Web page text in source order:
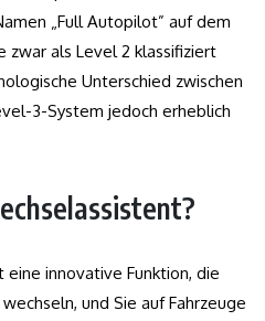
„Full Autopilot” auf dem
als Level 2 klassifiziert
Unterschied zwischen
3-System jedoch erheblich
innovative Funktion, die
und Sie auf Fahrzeuge